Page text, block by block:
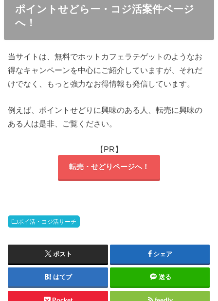
ポイントせどらー・コジ活案件ページ
へ！
当サイトは、無料でホットカフェラテゲットのようなお
得なキャンペーンを中心にご紹介していますが、それだ
けでなく、もっと強力なお得情報も発信しています。
例えば、ポイントせどりに興味のある人、転売に興味の
ある人は是非、ご覧ください。
【PR】
転売・せどりページへ！
ポイ活・コジ活サーチ
ポスト シェア
はてブ 送る